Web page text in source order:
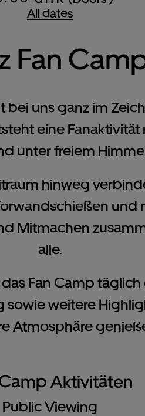
All dates
Fan
uns ganz im
eine
unter freiem
hinweg
und
Mitmachen
alle.
Fan Camp
weitere
Atmosphäre
Aktivitäten
Public Viewing